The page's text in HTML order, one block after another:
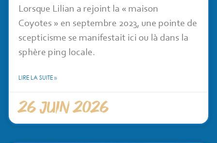
Lorsque Lilian a rejoint la « maison
Coyotes » en septembre 2023, une pointe de
scepticisme se manifestait ici ou là dans la
sphère ping locale.
LIRE LA SUITE »
26 juin 2026